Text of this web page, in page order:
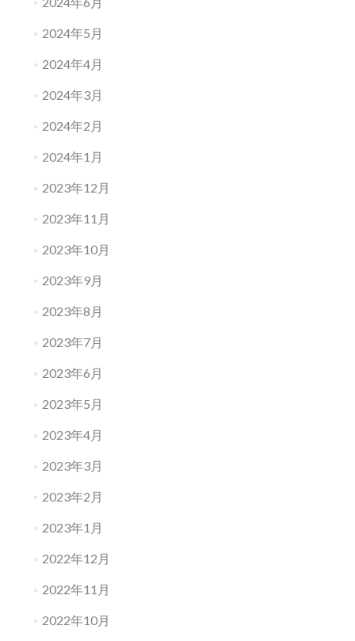
2024年5月
2024年4月
2024年3月
2024年2月
2024年1月
2023年12月
2023年11月
2023年10月
2023年9月
2023年8月
2023年7月
2023年6月
2023年5月
2023年4月
2023年3月
2023年2月
2023年1月
2022年12月
2022年11月
2022年10月